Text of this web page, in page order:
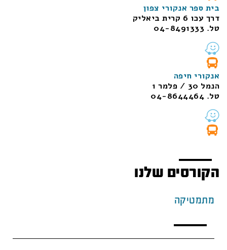
בית ספר אנקורי צפון
דרך עכו 6 קרית ביאליק
טל. 04-8491333
אנקורי חיפה
הנמל 30 / פלמר 1
טל. 04-8644464
הקורסים שלנו
מתמטיקה